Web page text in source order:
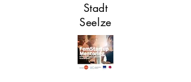
Stadt
Seelze